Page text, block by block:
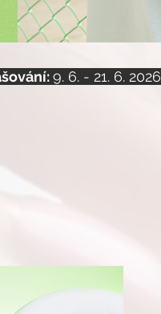
9. 6. - 21. 6. 2026